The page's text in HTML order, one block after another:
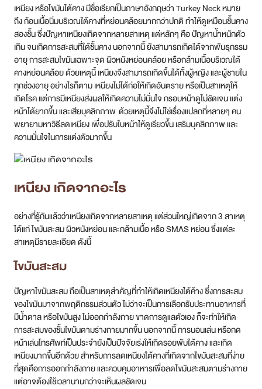
เหนียง หรือไขมันใต้คาง มีชื่อเรียกเป็นภาษาอังกฤษว่า Turkey Neck หมาย
ถึง ก้อนเนื้อนิ่มบริเวณใต้คางที่หย่อนคล้อยมากกว่าปกติ ทำให้ดูเหมือนชั้นคาง
สองชั้น ซึ่งปัญหาเหนียงเกิดจากหลายสาเหตุ แต่หลักๆ คือ ปัญหาน้ำหนักตัว
เกิน จนเกิดการสะสมที่ใต้ชั้นคาง นอกจากนี้ ยังสามารถเกิดได้จากพันธุกรรม
อายุ การสะสมไขมันเฉพาะจุด ผิวหนังหย่อนคล้อย หรือกล้ามเนื้อบริเวณใต้
คางหย่อนคล้อย ด้วยเหตุนี้ เหนียงจึงสามารถเกิดขึ้นได้ทั้งผู้หญิง และผู้ชายใน
ทุกช่วงอายุ อย่างไรก็ตาม เหนียงไม่ได้ก่อให้เกิดอันตราย หรือเป็นสาเหตุให้
เกิดโรค แต่การมีเหนียงส่งผลให้เกิดความไม่มั่นใจ กรอบหน้าดูไม่ชัดเจน แต่ง
หน้าได้ยากขึ้น และเสียบุคลิกภาพ ด้วยเหตุนี้จึงไม่ใช่เรื่องแปลกที่หลายๆ คน
พยายามหาวิธีลดเหนียง เพื่อปรับใบหน้าให้ดูเรียวขึ้น เสริมบุคลิกภาพ และ
ความมั่นใจในการแต่งตัวมากขึ้น
เหนียง เกิดจากอะไร
อย่างที่รู้กันแล้วว่าเหนียงเกิดจากหลายสาเหตุ แต่ส่วนใหญ่เกิดจาก 3 สาเหตุ
ได้แก่ ไขมันสะสม ผิวหนังหย่อน และกล้ามเนื้อ หรือ SMAS หย่อน ซึ่งแต่ละ
สาเหตุมีรายละเอียด ดังนี้
ไขมันสะสม
ปัญหาไขมันสะสม ถือเป็นสาเหตุสำคัญที่ทำให้เกิดเหนียงใต้ค้าง ซึ่งการสะสม
ของไขมันมาจากพฤติกรรมส่วนตัว ไม่ว่าจะเป็นการเลือกรับประทานอาหารที่
มีน้ำตาล หรือไขมันสูง ไม่ออกกำลังกาย ขาดการดูแลตัวเอง ก็จะทำให้เกิด
การสะสมของชั้นไขมันตามร่างกายมากขึ้น นอกจากนี้ การนอนเล่น หรือกด
หน้าเล่นโทรศัพท์เป็นประจำยังเป็นปัจจัยเร่งให้เกิดรอยพับใต้คาง และเกิด
เหนียงมากขึ้นอีกด้วย สำหรับการลดเหนียงใต้คางที่เกิดจากไขมันสะสมที่ง่าย
ที่สุดคือการออกกำลังกาย และควบคุมอาหารเพื่อลดไขมันสะสมตามร่างกาย
แต่อาจต้องใช้เวลานานกว่าจะเห็นผลชัดเจน